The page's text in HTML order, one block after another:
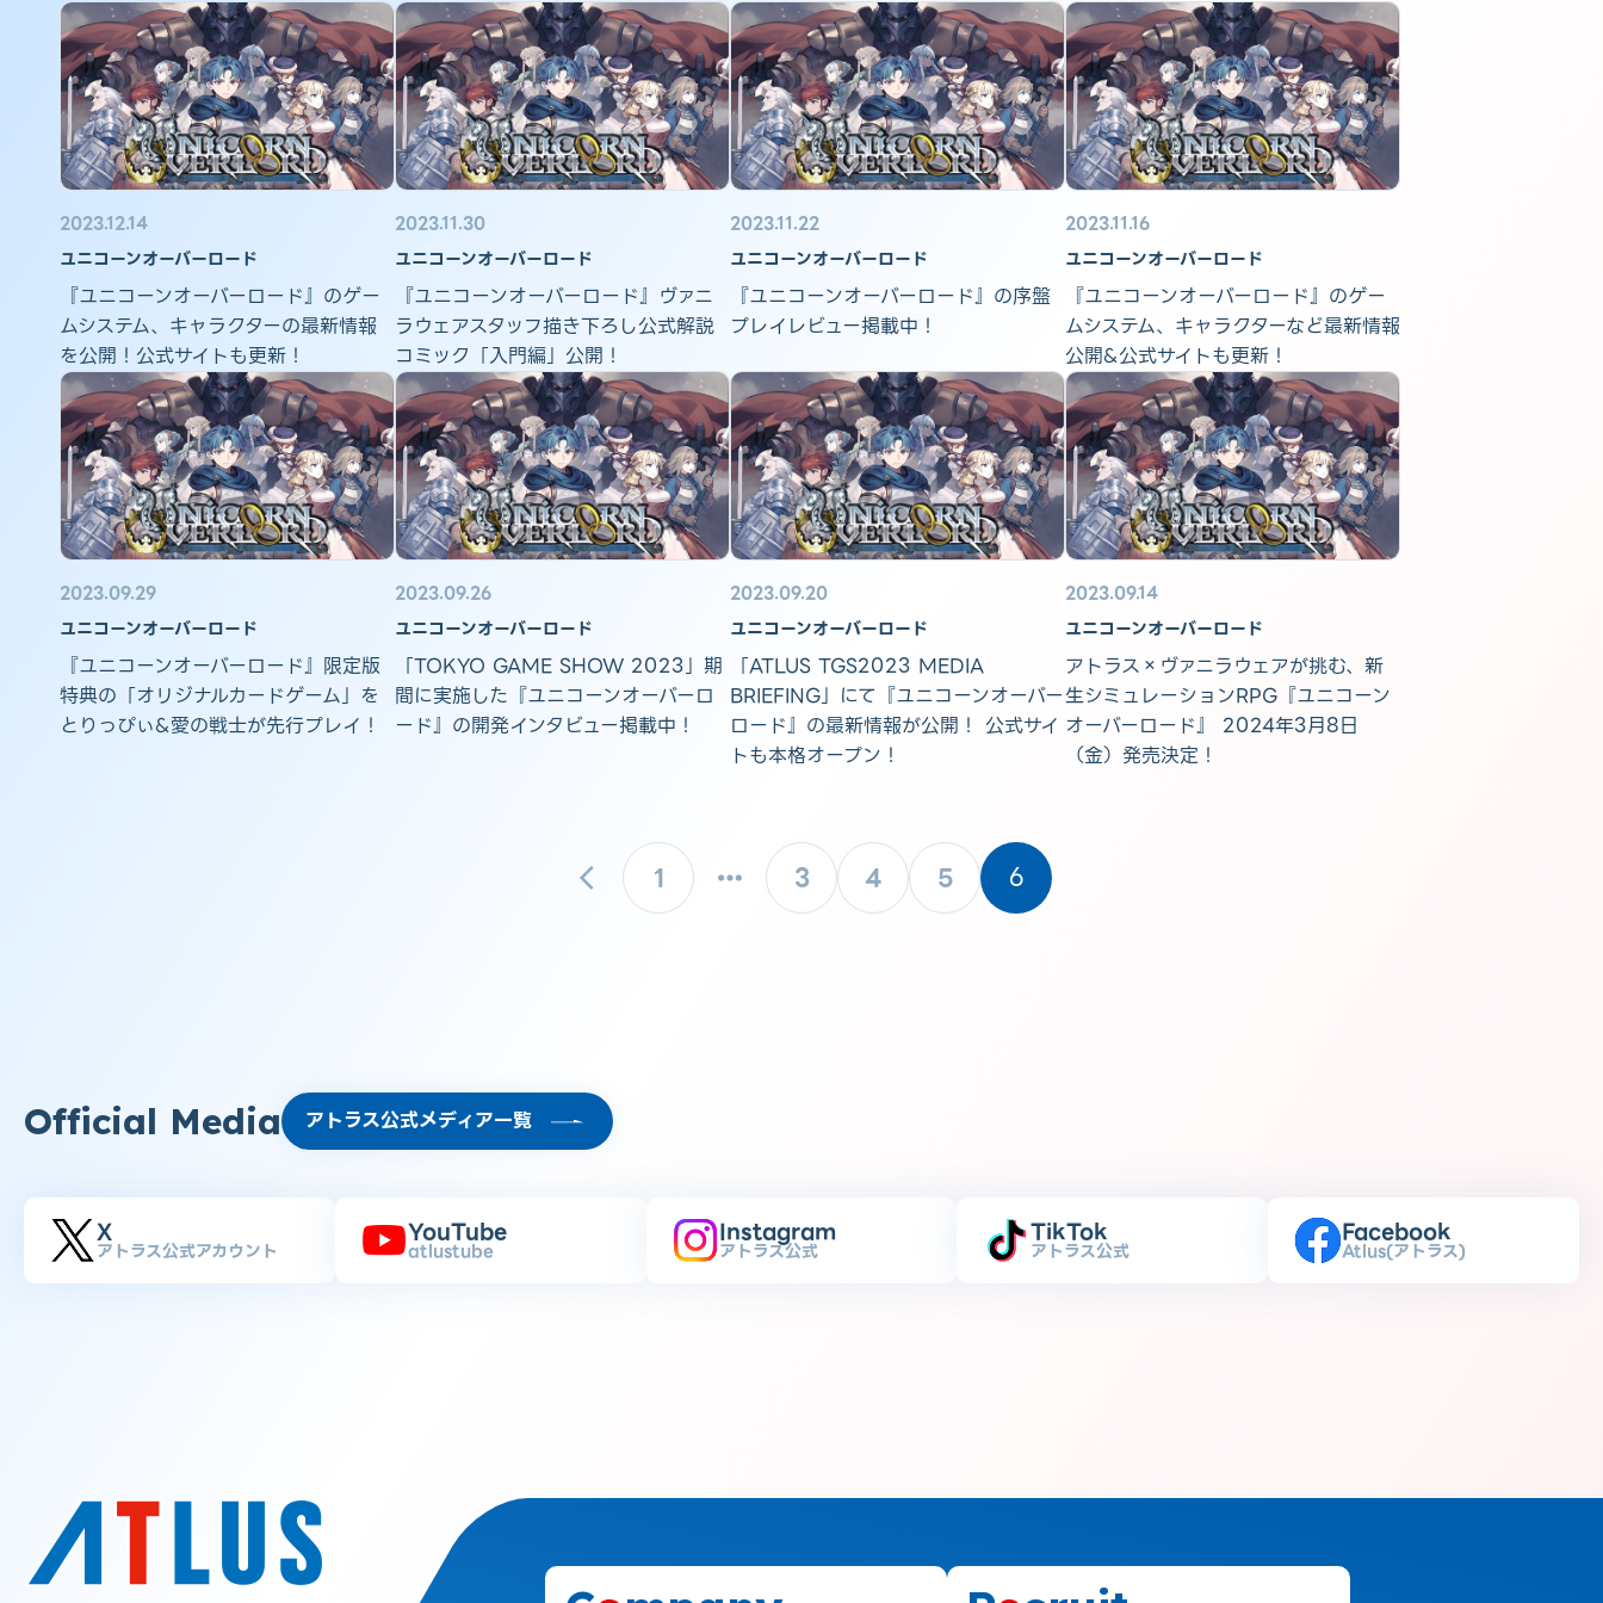
2023.12.14
ユニコーンオーバーロード
『ユニコーンオーバーロード』のゲー
ムシステム、キャラクターの最新情報
を公開！公式サイトも更新！
2023.11.30
ユニコーンオーバーロード
『ユニコーンオーバーロード』ヴァニ
ラウェアスタッフ描き下ろし公式解説
コミック「入門編」公開！
2023.11.22
ユニコーンオーバーロード
『ユニコーンオーバーロード』の序盤
プレイレビュー掲載中！
2023.11.16
ユニコーンオーバーロード
『ユニコーンオーバーロード』のゲー
ムシステム、キャラクターなど最新情報
公開&公式サイトも更新！
2023.09.29
ユニコーンオーバーロード
『ユニコーンオーバーロード』限定版
特典の「オリジナルカードゲーム」を
とりっぴぃ&愛の戦士が先行プレイ！
2023.09.26
ユニコーンオーバーロード
「TOKYO GAME SHOW 2023」期
間に実施した『ユニコーンオーバーロ
ード』の開発インタビュー掲載中！
2023.09.20
ユニコーンオーバーロード
「ATLUS TGS2023 MEDIA
BRIEFING」にて『ユニコーンオーバー
ロード』の最新情報が公開！ 公式サイ
トも本格オープン！
2023.09.14
ユニコーンオーバーロード
アトラス×ヴァニラウェアが挑む、新
生シミュレーションRPG『ユニコーン
オーバーロード』 2024年3月8日
（金）発売決定！
1 3 4 5 6
Official Media アトラス公式メディア一覧
X
アトラス公式アカウント
YouTube
atlustube
Instagram
アトラス公式
TikTok
アトラス公式
Facebook
Atlus(アトラス)